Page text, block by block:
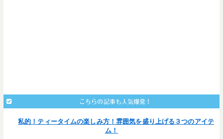
こちらの記事も人気爆発！
私的！ティータイムの楽しみ方！雰囲気を盛り上げる３つのアイテ
ム！